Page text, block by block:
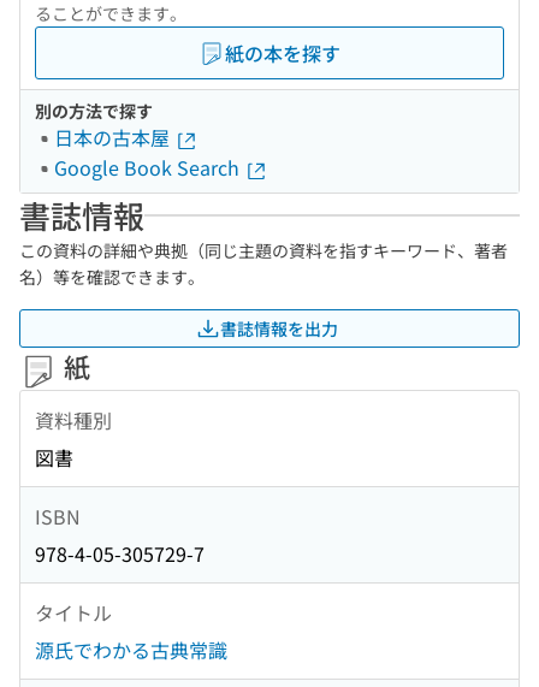
ることができます。
紙の本を探す
別の方法で探す
日本の古本屋
Google Book Search
書誌情報
この資料の詳細や典拠（同じ主題の資料を指すキーワード、著者
名）等を確認できます。
書誌情報を出力
紙
資料種別
図書
ISBN
978-4-05-305729-7
タイトル
源氏でわかる古典常識